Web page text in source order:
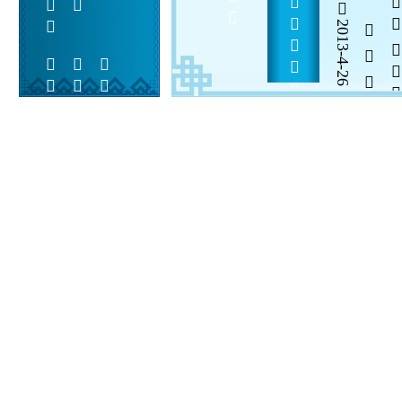
  
2013-4-26  